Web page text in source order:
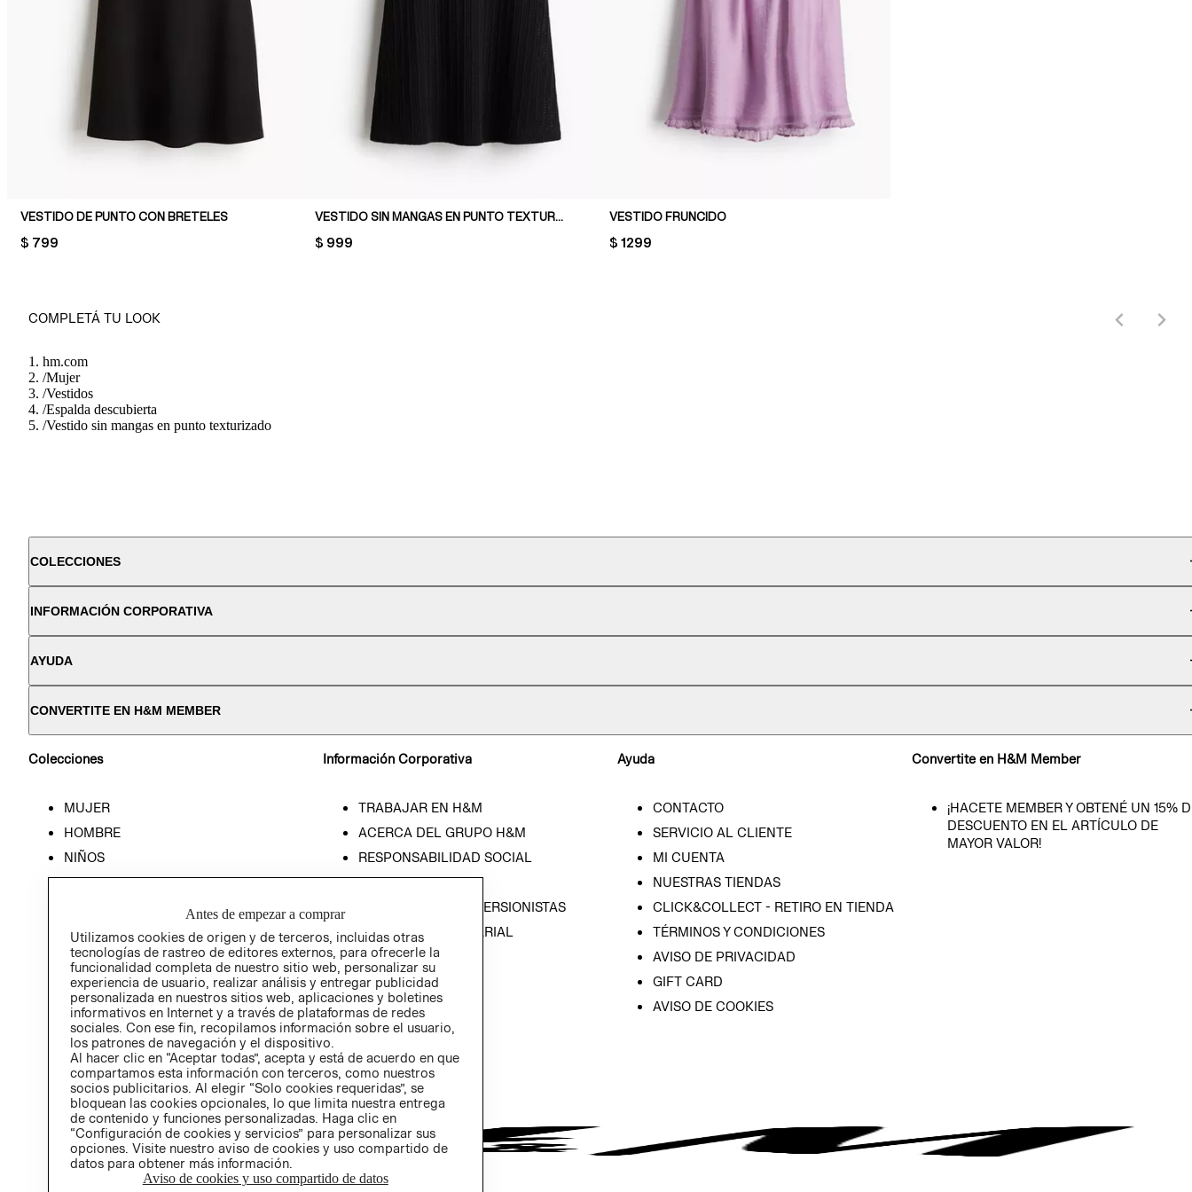
VESTIDO DE PUNTO CON BRETELES
PRICE:
$ 799
VESTIDO SIN MANGAS EN PUNTO TEXTURIZADO
PRICE:
$ 999
VESTIDO FRUNCIDO
PRICE:
$ 1299
COMPLETÁ TU LOOK
hm.com
/Mujer
/Vestidos
/Espalda descubierta
/Vestido sin mangas en punto texturizado
COLECCIONES
INFORMACIÓN CORPORATIVA
AYUDA
CONVERTITE EN H&M MEMBER
Colecciones
MUJER
HOMBRE
NIÑOS
HOME
Información Corporativa
TRABAJAR EN H&M
ACERCA DEL GRUPO H&M
RESPONSABILIDAD SOCIAL
PRENSA
RELACIÓN CON INVERSIONISTAS
POLÍTICA EMPRESARIAL
Ayuda
CONTACTO
SERVICIO AL CLIENTE
MI CUENTA
NUESTRAS TIENDAS
CLICK&COLLECT - RETIRO EN TIENDA
TÉRMINOS Y CONDICIONES
AVISO DE PRIVACIDAD
GIFT CARD
AVISO DE COOKIES
Convertite en H&M Member
¡HACETE MEMBER Y OBTENÉ UN 15%
DESCUENTO EN EL ARTÍCULO DE
MAYOR VALOR!
Antes de empezar a comprar
Utilizamos cookies de origen y de terceros, incluidas otras
tecnologías de rastreo de editores externos, para ofrecerle la
funcionalidad completa de nuestro sitio web, personalizar su
experiencia de usuario, realizar análisis y entregar publicidad
personalizada en nuestros sitios web, aplicaciones y boletines
informativos en Internet y a través de plataformas de redes
sociales. Con ese fin, recopilamos información sobre el usuario,
los patrones de navegación y el dispositivo.
Al hacer clic en “Aceptar todas”, acepta y está de acuerdo en que
compartamos esta información con terceros, como nuestros
socios publicitarios. Al elegir “Solo cookies requeridas”, se
bloquean las cookies opcionales, lo que limita nuestra entrega
de contenido y funciones personalizadas. Haga clic en
“Configuración de cookies y servicios” para personalizar sus
opciones. Visite nuestro aviso de cookies y uso compartido de
datos para obtener más información.
Aviso de cookies y uso compartido de datos